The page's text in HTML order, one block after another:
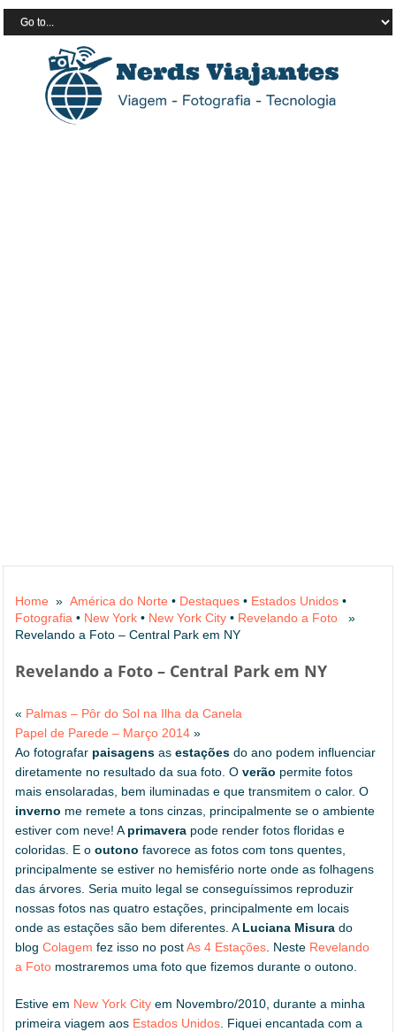
Home »América do Norte • Destaques • Estados Unidos •
Fotografia • New York • New York City • Revelando a Foto »
Revelando a Foto – Central Park em NY
Revelando a Foto – Central Park em NY
« Palmas – Pôr do Sol na Ilha da Canela
Papel de Parede – Março 2014 »
Ao fotografar paisagens asestações do ano podem influenciar
diretamente no resultado da sua foto. Overão permite fotos
mais ensolaradas, bem iluminadas e que transmitem o calor. O
inverno me remete a tons cinzas, principalmente se o ambiente
estiver com neve! Aprimavera pode render fotos floridas e
coloridas. E ooutono favorece as fotos com tons quentes,
principalmente se estiver no hemisfério norte onde as folhagens
das árvores. Seria muito legal se conseguíssimos reproduzir
nossas fotos nas quatro estações, principalmente em locais
onde as estações são bem diferentes. ALuciana Misura do
blogColagem fez isso no postAs 4 Estações. Neste Revelando
a Foto mostraremos uma foto que fizemos durante o outono.
Estive em New York City em Novembro/2010, durante a minha
primeira viagem aos Estados Unidos. Fiquei encantada com a